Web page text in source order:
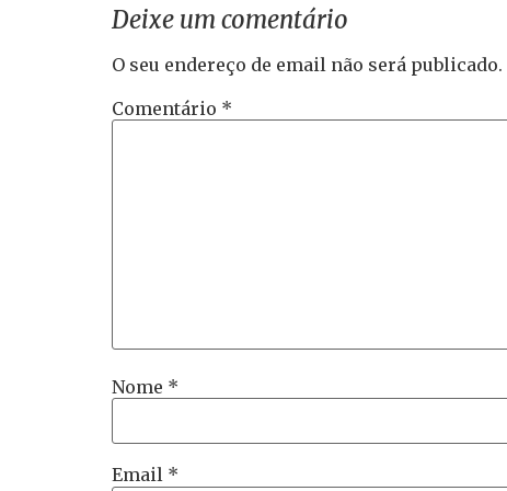
Deixe um comentário
O seu endereço de email não será publicado.
Comentário *
Nome *
Email *